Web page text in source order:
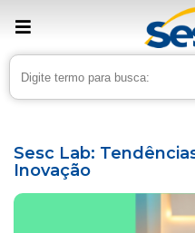
› Home › Agenda
Sesc Lab:
Inovação